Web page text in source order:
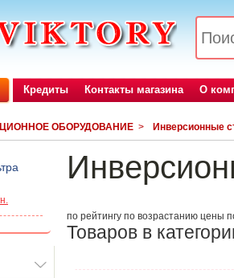
Кредиты Контакты магазина О
ОБОРУДОВАНИЕ > Инверсионные
по рейтингу по возрастанию цены
Товаров в